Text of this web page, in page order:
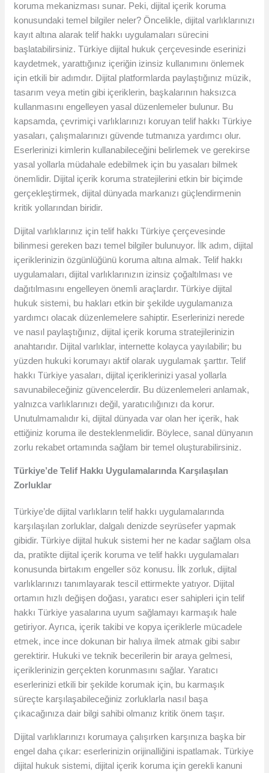
koruma mekanizması sunar. Peki, dijital içerik koruma
konusundaki temel bilgiler neler? Öncelikle, dijital varlıklarınızı
kayıt altına alarak telif hakkı uygulamaları sürecini
başlatabilirsiniz. Türkiye dijital hukuk çerçevesinde eserinizi
kaydetmek, yarattığınız içeriğin izinsiz kullanımını önlemek
için etkili bir adımdır. Dijital platformlarda paylaştığınız müzik,
tasarım veya metin gibi içeriklerin, başkalarının haksızca
kullanmasını engelleyen yasal düzenlemeler bulunur. Bu
kapsamda, çevrimiçi varlıklarınızı koruyan telif hakkı Türkiye
yasaları, çalışmalarınızı güvende tutmanıza yardımcı olur.
Eserlerinizi kimlerin kullanabileceğini belirlemek ve gerekirse
yasal yollarla müdahale edebilmek için bu yasaları bilmek
önemlidir. Dijital içerik koruma stratejilerini etkin bir biçimde
gerçekleştirmek, dijital dünyada markanızı güçlendirmenin
kritik yollarından biridir.
Dijital varlıklarınız için telif hakkı Türkiye çerçevesinde
bilinmesi gereken bazı temel bilgiler bulunuyor. İlk adım, dijital
içeriklerinizin özgünlüğünü koruma altına almak. Telif hakkı
uygulamaları, dijital varlıklarınızın izinsiz çoğaltılması ve
dağıtılmasını engelleyen önemli araçlardır. Türkiye dijital
hukuk sistemi, bu hakları etkin bir şekilde uygulamanıza
yardımcı olacak düzenlemelere sahiptir. Eserlerinizi nerede
ve nasıl paylaştığınız, dijital içerik koruma stratejilerinizin
anahtarıdır. Dijital varlıklar, internette kolayca yayılabilir; bu
yüzden hukuki korumayı aktif olarak uygulamak şarttır. Telif
hakkı Türkiye yasaları, dijital içeriklerinizi yasal yollarla
savunabileceğiniz güvencelerdir. Bu düzenlemeleri anlamak,
yalnızca varlıklarınızı değil, yaratıcılığınızı da korur.
Unutulmamalıdır ki, dijital dünyada var olan her içerik, hak
ettiğiniz koruma ile desteklenmelidir. Böylece, sanal dünyanın
zorlu rekabet ortamında sağlam bir temel oluşturabilirsiniz.
Türkiye’de Telif Hakkı Uygulamalarında Karşılaşılan
Zorluklar
Türkiye’de dijital varlıkların telif hakkı uygulamalarında
karşılaşılan zorluklar, dalgalı denizde seyrüsefer yapmak
gibidir. Türkiye dijital hukuk sistemi her ne kadar sağlam olsa
da, pratikte dijital içerik koruma ve telif hakkı uygulamaları
konusunda birtakım engeller söz konusu. İlk zorluk, dijital
varlıklarınızı tanımlayarak tescil ettirmekte yatıyor. Dijital
ortamın hızlı değişen doğası, yaratıcı eser sahipleri için telif
hakkı Türkiye yasalarına uyum sağlamayı karmaşık hale
getiriyor. Ayrıca, içerik takibi ve kopya içeriklerle mücadele
etmek, ince ince dokunan bir halıya ilmek atmak gibi sabır
gerektirir. Hukuki ve teknik becerilerin bir araya gelmesi,
içeriklerinizin gerçekten korunmasını sağlar. Yaratıcı
eserlerinizi etkili bir şekilde korumak için, bu karmaşık
süreçte karşılaşabileceğiniz zorluklarla nasıl başa
çıkacağınıza dair bilgi sahibi olmanız kritik önem taşır.
Dijital varlıklarınızı korumaya çalışırken karşınıza başka bir
engel daha çıkar: eserlerinizin orijinalliğini ispatlamak. Türkiye
dijital hukuk sistemi, dijital içerik koruma için gerekli kanuni